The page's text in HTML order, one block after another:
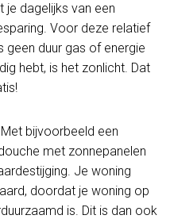
je dagelijks van een
Voor deze relatief
geen duur gas of energie
hebt, is het zonlicht. Dat
bijvoorbeeld een
met zonnepanelen
Je woning
doordat je woning op
is. Dit is dan ook